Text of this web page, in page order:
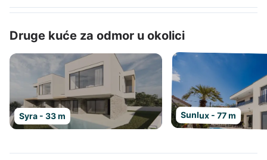
Druge kuće za odmor u okolici
Syra - 33 m Sunlux - 77 m